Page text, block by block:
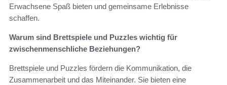
Erwachsene Spaß bieten und gemeinsame Erlebnisse
schaffen.
Warum sind Brettspiele und Puzzles wichtig für
zwischenmenschliche Beziehungen?
Brettspiele und Puzzles fördern die Kommunikation, die
Zusammenarbeit und das Miteinander. Sie bieten eine